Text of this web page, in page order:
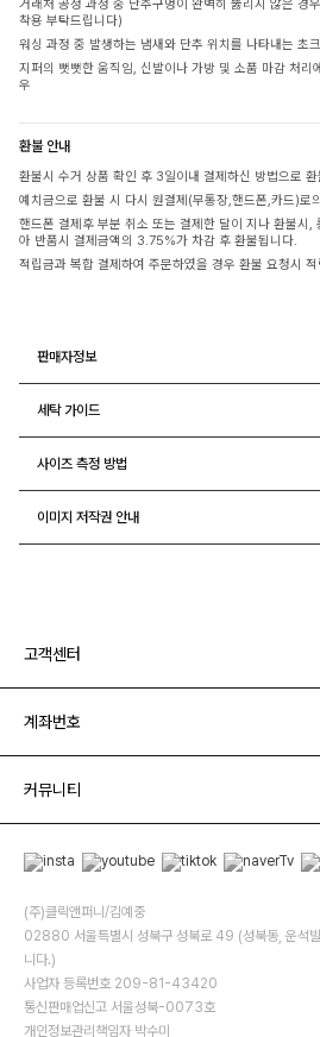
거래처 공정 과정 중 단추구멍이 완벽히 뚫리지 않은 경
착용 부탁드립니다)
워싱 과정 중 발생하는 냄새와 단추 위치를 나타내는 초
지퍼의 뻣뻣한 움직임, 신발이나 가방 및 소품 마감 처리
우
환불 안내
환불시 수거 상품 확인 후 3일이내 결제하신 방법으로
예치금으로 환불 시 다시 원결제(무통장,핸드폰,카드)로
핸드폰 결제후 부분 취소 또는 결제한 달이 지나 환불시,
아 반품시 결제금액의 3.75%가 차감 후 환불됩니다.
적립금과 복합 결제하여 주문하였을 경우 환불 요청시
판매자정보
세탁 가이드
사이즈 측정 방법
이미지 저작권 안내
고객센터
계좌번호
커뮤니티
(주)클릭앤퍼니/김예중
02880 서울특별시 성북구 성북로 49 (성북동, 운석
니다.)
사업자 등록번호 209-81-43420
통신판매업신고 서울성북-0073호
개인정보관리책임자 박수미